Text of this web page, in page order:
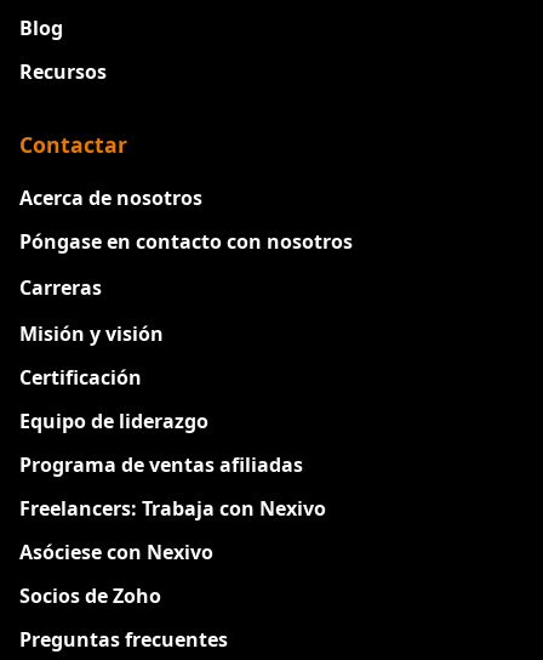
Blog
Recursos
Contactar
Acerca de nosotros
Póngase en contacto con nosotros
Carreras
Misión y visión
Certificación
Equipo de liderazgo
Programa de ventas afiliadas
Freelancers: Trabaja con Nexivo
Asóciese con Nexivo
Socios de Zoho
Preguntas frecuentes